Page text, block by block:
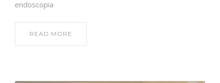
endoscopia
READ MORE